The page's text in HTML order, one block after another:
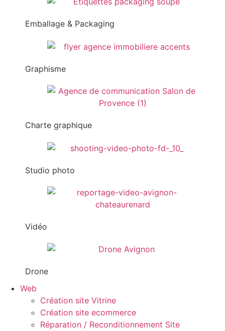
Emballage & Packaging
Graphisme
Charte graphique
Studio photo
Vidéo
Drone
Web
Création site Vitrine
Création site ecommerce
Réparation / Reconditionnement Site